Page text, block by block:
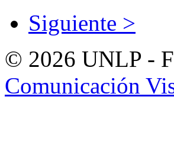
Siguiente >
© 2026 UNLP -
Comunicación